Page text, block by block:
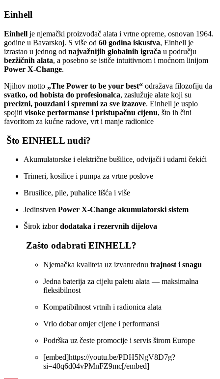
Einhell
Einhell je njemački proizvođač alata i vrtne opreme, osnovan 1964.
godine u Bavarskoj. S više od 60 godina iskustva, Einhell je
izrastao u jednog od najvažnijih globalnih igrača u području
bezžičnih alata, a posebno se ističe intuitivnom i moćnom linijom
Power X‑Change.
Njihov motto „The Power to be your best“ odražava filozofiju da
svatko, od hobista do profesionalca, zaslužuje alate koji su
precizni, pouzdani i spremni za sve izazove. Einhell je uspio
spojiti visoke performanse i pristupačnu cijenu, što ih čini
favoritom za kućne radove, vrt i manje radionice
Što EINHELL nudi?
Akumulatorske i električne bušilice, odvijači i udarni čekići
Trimeri, kosilice i pumpa za vrtne poslove
Brusilice, pile, puhalice lišća i više
Jedinstven Power X‑Change akumulatorski sistem
Širok izbordodataka i rezervnih dijelova
Zašto odabrati EINHELL?
Njemačka kvaliteta uz izvanrednu trajnost i snagu
Jedna baterija za cijelu paletu alata — maksimalna
fleksibilnost
Kompatibilnost vrtnih i radionica alata
Vrlo dobar omjer cijene i performansi
Podrška uz česte promocije i servis širom Europe
[embed]https://youtu.be/PDH5NgV8D7g?
si=40q6d04vPMnFZ9mc[/embed]